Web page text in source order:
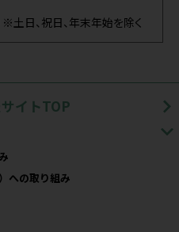
日、祝日、年末年始を除く
イトTOP
への取り組み